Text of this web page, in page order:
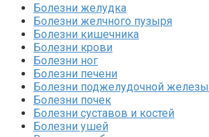
Болезни желудка
Болезни желчного пузыря
Болезни кишечника
Болезни крови
Болезни ног
Болезни печени
Болезни поджелудочной железы
Болезни почек
Болезни суставов и костей
Болезни ушей